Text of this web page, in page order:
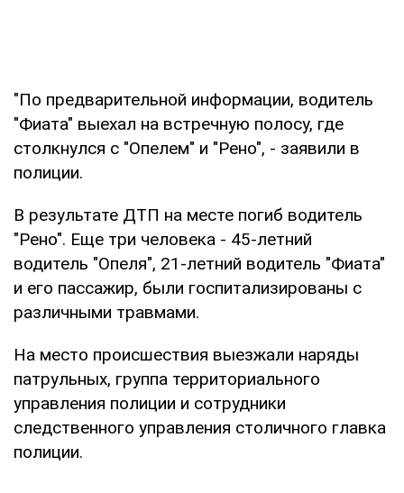
"По предварительной информации, водитель
"Фиата" выехал на встречную полосу, где
столкнулся с "Опелем" и "Рено", - заявили в
полиции.
В результате ДТП на месте погиб водитель
"Рено". Еще три человека - 45-летний
водитель "Опеля", 21-летний водитель "Фиата"
и его пассажир, были госпитализированы с
различными травмами.
На место происшествия выезжали наряды
патрульных, группа территориального
управления полиции и сотрудники
следственного управления столичного главка
полиции.